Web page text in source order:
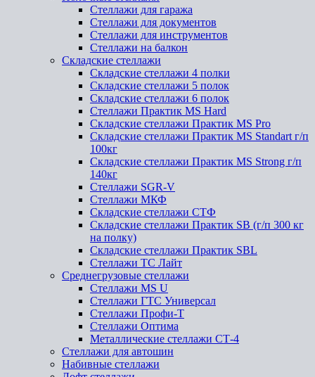
Стеллажи для гаража
Стеллажи для документов
Стеллажи для инструментов
Стеллажи на балкон
Складские стеллажи
Складские стеллажи 4 полки
Складские стеллажи 5 полок
Складские стеллажи 6 полок
Стеллажи Практик MS Hard
Складские стеллажи Практик MS Pro
Складские стеллажи Практик MS Standart г/п
100кг
Складские стеллажи Практик MS Strong г/п
140кг
Стеллажи SGR-V
Стеллажи МКФ
Складские стеллажи СТФ
Складские стеллажи Практик SB (г/п 300 кг
на полку)
Складские стеллажи Практик SBL
Стеллажи ТС Лайт
Среднегрузовые стеллажи
Стеллажи MS U
Стеллажи ГТС Универсал
Стеллажи Профи-Т
Стеллажи Оптима
Металлические стеллажи СТ-4
Стеллажи для автошин
Набивные стеллажи